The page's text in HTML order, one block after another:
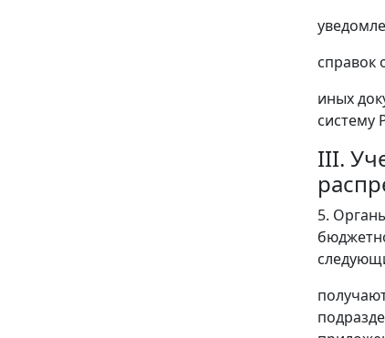
справок
иных
систему
III.
5.